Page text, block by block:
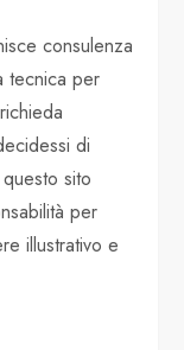
consulenza
tecnica per
di
sito
per
illustrativo e